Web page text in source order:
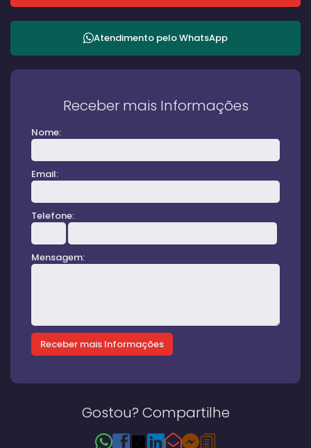
Atendimento peloWhatsApp
Receber mais Informações
Nome:
Email:
Telefone:
Mensagem:
Gostou? Compartilhe